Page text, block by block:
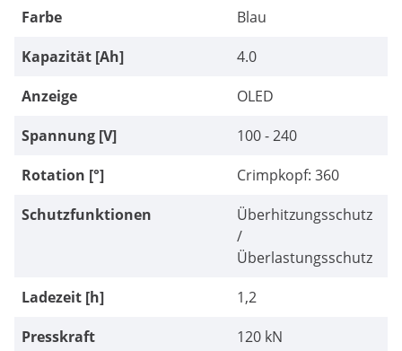
Farbe
Blau
Kapazität [Ah]
4.0
Anzeige
OLED
Spannung [V]
100 - 240
Rotation [°]
Crimpkopf: 360
Schutzfunktionen
Überhitzungsschutz
/
Überlastungsschutz
Ladezeit [h]
1,2
Presskraft
120 kN